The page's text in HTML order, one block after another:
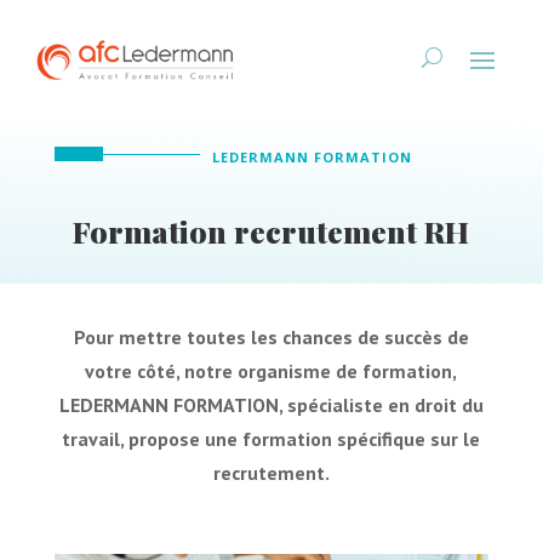
LEDERMANN FORMATION
Formation recrutement RH
Pour mettre toutes les chances de succès de
votre côté, notre organisme de formation,
LEDERMANN FORMATION, spécialiste en droit du
travail, propose une formation spécifique sur le
recrutement.